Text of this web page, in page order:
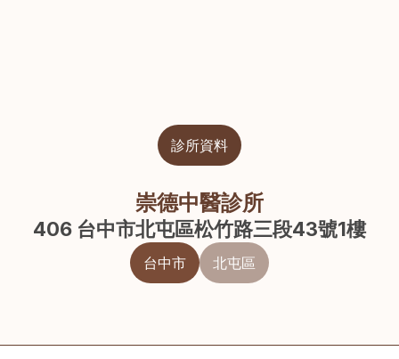
診所資料
崇德中醫診所
406 台中市北屯區松竹路三段43號1樓
台中市 北屯區